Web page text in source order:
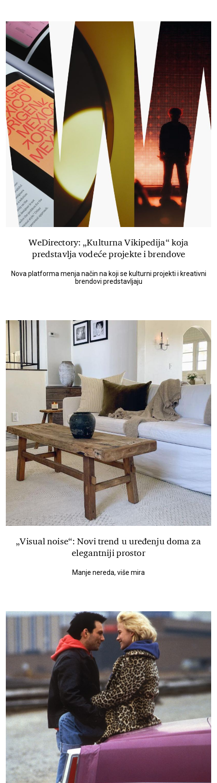
WeDirectory: „Kulturna Vikipedija“ koja
predstavlja vodeće projekte i brendove
Nova platforma menja način na koji se kulturni projekti i kreativni
brendovi predstavljaju
„Visual noise“: Novi trend u uređenju doma za
elegantniji prostor
Manje nereda, više mira